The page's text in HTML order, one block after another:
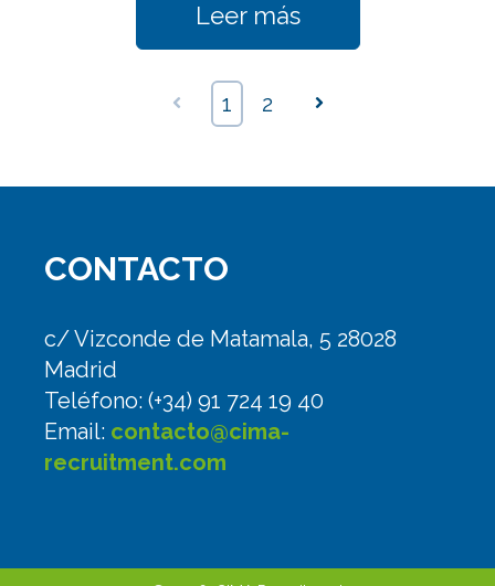
Leer más
Anterior
1 2 Siguiente
CONTACTO
c/ Vizconde de Matamala, 5 28028
Madrid
Teléfono: (+34) 91 724 19 40
Email: contacto@cima-
recruitment.com